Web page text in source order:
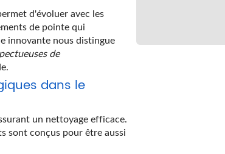
d'évoluer avec les
de pointe qui
innovante nous distingue
de
dans le
un nettoyage efficace.
sont conçus pour être aussi